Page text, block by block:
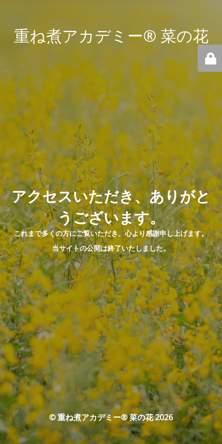
重ね煮アカデミー® 菜の花
アクセスいただき、ありがと
うございます。
これまで多くの方にご覧いただき、心より感謝申し上げます。
当サイトの公開は終了いたしました。
© 重ね煮アカデミー® 菜の花 2026